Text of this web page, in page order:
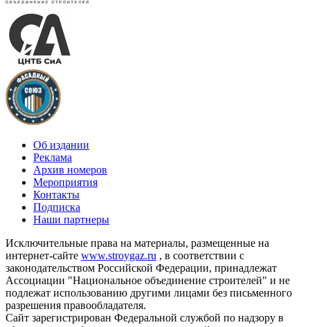
Об издании
Реклама
Архив номеров
Мероприятия
Контакты
Подписка
Наши партнеры
Исключительные права на материалы, размещенные на
интернет-сайте www.stroygaz.ru , в соответствии с
законодательством Российской Федерации, принадлежат
Ассоциации "Национальное объединение строителей" и не
подлежат использованию другими лицами без письменного
разрешения правообладателя.
Сайт зарегистрирован Федеральной службой по надзору в